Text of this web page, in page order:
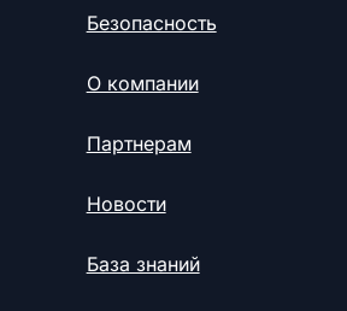
Безопасность
О компании
Партнерам
Новости
База знаний